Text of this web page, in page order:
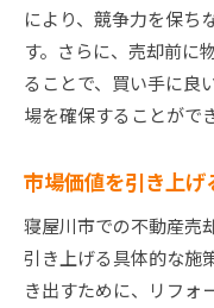
により、競争力を保ち
す。さらに、売却前に
ることで、買い手に良
場を確保することがで
市場価値を引き上げ
寝屋川市での不動産売
引き上げる具体的な施
き出すために、リフォ